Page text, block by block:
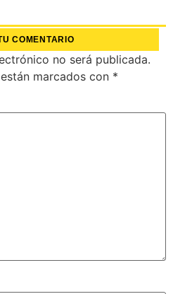
COMENTARIO
no será publicada.
marcados con *